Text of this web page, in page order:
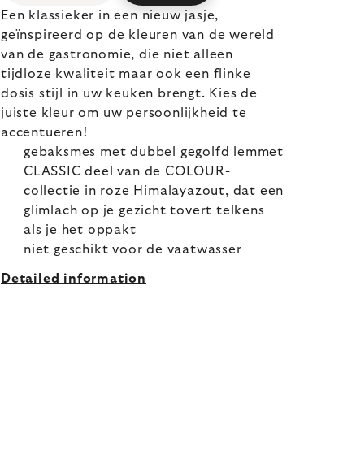
Een klassieker in een nieuw jasje,
geïnspireerd op de kleuren van de wereld
van de gastronomie, die niet alleen
tijdloze kwaliteit maar ook een flinke
dosis stijl in uw keuken brengt. Kies de
juiste kleur om uw persoonlijkheid te
accentueren!
gebaksmes met dubbel gegolfd lemmet
CLASSIC deel van de COLOUR-
collectie in roze Himalayazout, dat een
glimlach op je gezicht tovert telkens
als je het oppakt
niet geschikt voor de vaatwasser
Detailed information